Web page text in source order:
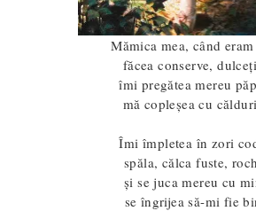
Mămica mea, când
făcea conserve,
îmi pregătea mereu
mă copleşea cu
Îmi împletea în zori
spăla, călca fuste,
și se juca mereu cu
se îngrijea să-mi fie